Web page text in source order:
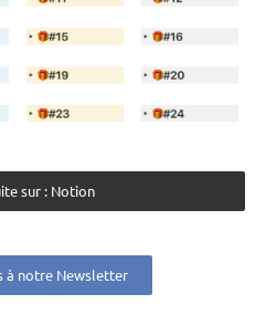
sur : Notion
à notre Newsletter